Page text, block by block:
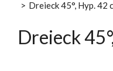
> Dreieck 45°, Hyp. 42
Dreieck